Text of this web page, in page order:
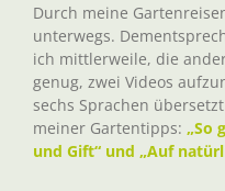
Durch meine
unterwegs.
ich mittlerweile, die
genug, zwei Videos
sechs Sprachen
meiner Gartentipps: „So
und Gift“ und „Auf